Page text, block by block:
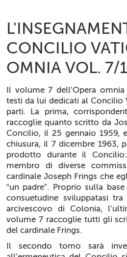
CONCILIO
OMNIA VOL. 7/1
Il volume 7 dell’Opera
testi da lui dedicati al Concilio
parti. La prima,
raccoglie quanto scritto da
Concilio, il 25 gennaio 1959,
chiusura, il 7 dicembre 1963,
prodotto durante il
membro di diverse
cardinale Joseph Frings che
“un padre”. Proprio sulla
consuetudine sviluppatasi
arcivescovo di Colonia,
volume 7 raccoglie tutti gli
del cardinale Frings.
Il secondo tomo sarà